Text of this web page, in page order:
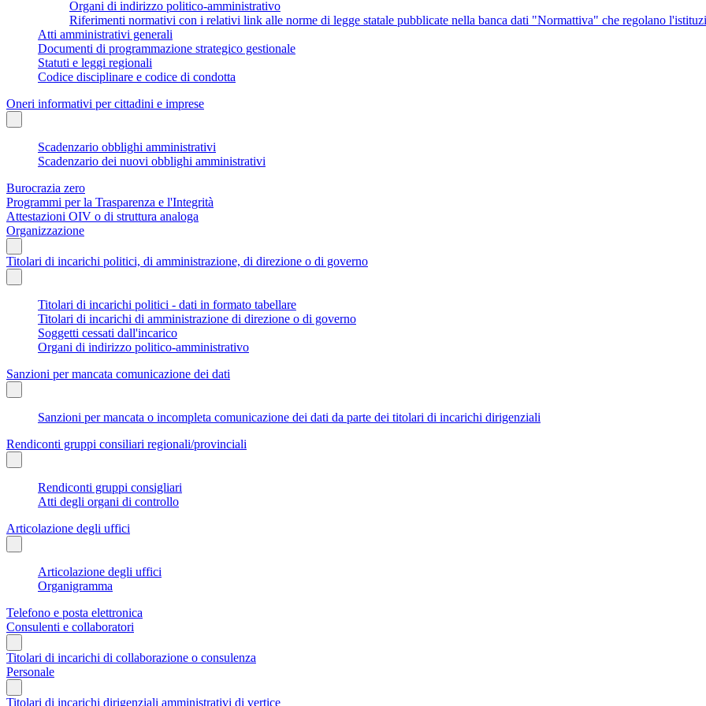
Organi di indirizzo politico-amministrativo
Riferimenti normativi con i relativi link alle norme di legge statale pubblicate nella banca dati "Normattiva" che regolano
Atti amministrativi generali
Documenti di programmazione strategico gestionale
Statuti e leggi regionali
Codice disciplinare e codice di condotta
Oneri informativi per cittadini e imprese
Scadenzario obblighi amministrativi
Scadenzario dei nuovi obblighi amministrativi
Burocrazia zero
Programmi per la Trasparenza e l'Integrità
Attestazioni OIV o di struttura analoga
Organizzazione
Titolari di incarichi politici, di amministrazione, di direzione o di governo
Titolari di incarichi politici - dati in formato tabellare
Titolari di incarichi di amministrazione di direzione o di governo
Soggetti cessati dall'incarico
Organi di indirizzo politico-amministrativo
Sanzioni per mancata comunicazione dei dati
Sanzioni per mancata o incompleta comunicazione dei dati da parte dei titolari di incarichi dirigenziali
Rendiconti gruppi consiliari regionali/provinciali
Rendiconti gruppi consigliari
Atti degli organi di controllo
Articolazione degli uffici
Articolazione degli uffici
Organigramma
Telefono e posta elettronica
Consulenti e collaboratori
Titolari di incarichi di collaborazione o consulenza
Personale
Titolari di incarichi dirigenziali amministrativi di vertice